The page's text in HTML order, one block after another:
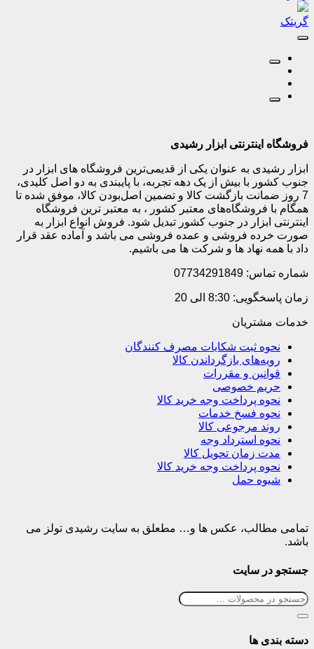
گریتک
فروشگاه اینترنتی ابزار رشیدی
ابزار رشیدی به عنوان یکی از قدیمی‌ترین فروشگاه های ابزار در
جنوب کشور با بیش از یک دهه تجربه، با پایبندی به دو اصل کلیدی،
7 روز ضمانت بازگشت کالا و تضمین اصل‌بودن کالا، موفق شده تا
همگام با فروشگاه‌های معتبر کشور ، به معتبر ترین فروشگاه
اینترنتی ابزار در جنوب کشور تبدیل شود. فروش انواع ابزار به
صورت خرده فروشی و عمده فروشی می باشد و آماده عقد قرار
داد با همه نهاد ها و شرکت ها می باشیم.
شماره تماس: 07734291849
زمان پاسخگویی: 8:30 الی 20
خدمات مشتریان
نحوه ثبت شکایات مصرف کنندگان
رویه‌های بازگرداندن کالا
قوانین و مقررات
حریم خصوصی
نحوه پرداخت وجه خرید کالا
نحوه فسخ خدمات
روند مرجوعی کالا
نحوه استرداد وجه
مدت زمان تحویل کالا
نحوه پرداخت وجه خرید کالا
شیوه حمل
تمامی مطالب، عکس ها و… مطعلق به سایت رشیدی تولز می
باشد.
جستجو در سایت
دسته بندی ها